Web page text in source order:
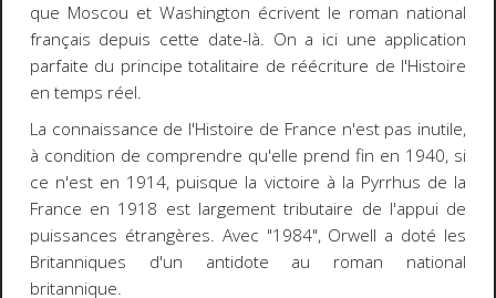
que Moscou et Washington écrivent le roman national
français depuis cette date-là. On a ici une application
parfaite du principe totalitaire de réécriture de l'Histoire
en temps réel.
La connaissance de l'Histoire de France n'est pas inutile,
à condition de comprendre qu'elle prend fin en 1940, si
ce n'est en 1914, puisque la victoire à la Pyrrhus de la
France en 1918 est largement tributaire de l'appui de
puissances étrangères. Avec "1984", Orwell a doté les
Britanniques d'un antidote au roman national
britannique.